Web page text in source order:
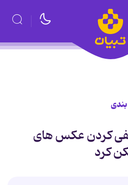
کردن عکس های
کرد